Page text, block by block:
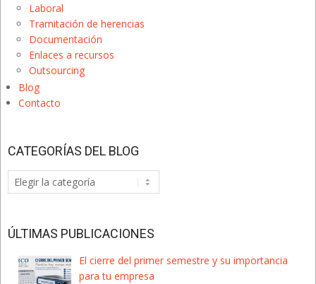
Laboral
Tramitación de herencias
Documentación
Enlaces a recursos
Outsourcing
Blog
Contacto
CATEGORÍAS DEL BLOG
Categorías
del
ÚLTIMAS PUBLICACIONES
El cierre del primer semestre y su importancia
para tu empresa